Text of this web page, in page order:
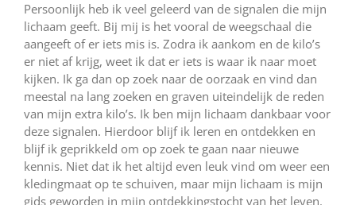
Persoonlijk heb ik veel geleerd van de signalen die mijn
lichaam geeft. Bij mij is het vooral de weegschaal die
aangeeft of er iets mis is. Zodra ik aankom en de kilo’s
er niet af krijg, weet ik dat er iets is waar ik naar moet
kijken. Ik ga dan op zoek naar de oorzaak en vind dan
meestal na lang zoeken en graven uiteindelijk de reden
van mijn extra kilo’s. Ik ben mijn lichaam dankbaar voor
deze signalen. Hierdoor blijf ik leren en ontdekken en
blijf ik geprikkeld om op zoek te gaan naar nieuwe
kennis. Niet dat ik het altijd even leuk vind om weer een
kledingmaat op te schuiven, maar mijn lichaam is mijn
gids geworden in mijn ontdekkingstocht van het leven.